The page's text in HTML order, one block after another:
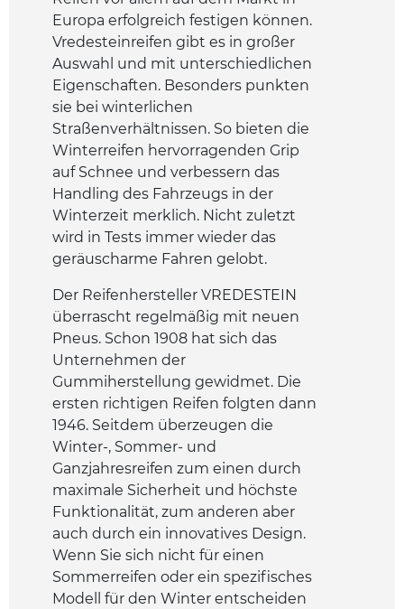
Europa erfolgreich festigen können.
Vredesteinreifen gibt es in großer
Auswahl und mit unterschiedlichen
Eigenschaften. Besonders punkten
sie bei winterlichen
Straßenverhältnissen. So bieten die
Winterreifen hervorragenden Grip
auf Schnee und verbessern das
Handling des Fahrzeugs in der
Winterzeit merklich. Nicht zuletzt
wird in Tests immer wieder das
geräuscharme Fahren gelobt.
Der Reifenhersteller VREDESTEIN
überrascht regelmäßig mit neuen
Pneus. Schon 1908 hat sich das
Unternehmen der
Gummiherstellung gewidmet. Die
ersten richtigen Reifen folgten dann
1946. Seitdem überzeugen die
Winter-, Sommer- und
Ganzjahresreifen zum einen durch
maximale Sicherheit und höchste
Funktionalität, zum anderen aber
auch durch ein innovatives Design.
Wenn Sie sich nicht für einen
Sommerreifen oder ein spezifisches
Modell für den Winter entscheiden